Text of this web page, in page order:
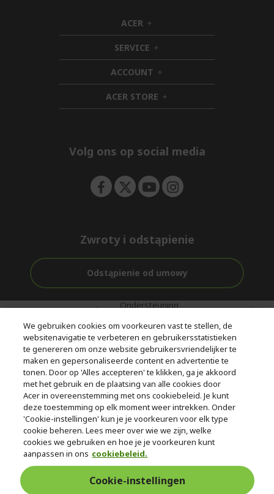
ACER h
i
d
d
e
n
SERVICE h
i
d
d
e
n
ACCOUNT h
i
d
d
ACER STORE h
i
e
Volg ons op social media
Zwroty i odstąpienie
Odstąpienie od umowy
Gratis
bezorging
Ondersteuning
aankoop
Met 0%
Rente
© 2026 Acer Inc.
CPYou BV is de erkende reseller van de producten en diensten die
in deze winkel worden aangeboden.
Nederland
We gebruiken cookies om voorkeuren vast te stellen, de
websitenavigatie te verbeteren en gebruikersstatistieken
te genereren om onze website gebruikersvriendelijker te
maken en gepersonaliseerde content en advertentie te
tonen. Door op 'Alles accepteren' te klikken, ga je akkoord
met het gebruik en de plaatsing van alle cookies door
Acer in overeenstemming met ons cookiebeleid. Je kunt
deze toestemming op elk moment weer intrekken. Onder
'Cookie-instellingen' kun je je voorkeuren voor elk type
cookie beheren. Lees meer over wie we zijn, welke
cookies we gebruiken en hoe je je voorkeuren kunt
aanpassen in ons cookiebeleid.
Cookie-instellingen